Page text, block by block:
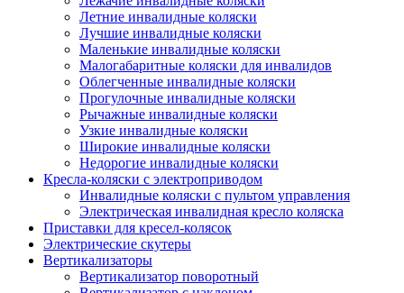
Летние инвалидные коляски
Лучшие инвалидные коляски
Маленькие инвалидные коляски
Малогабаритные коляски для инвалидов
Облегченные инвалидные коляски
Прогулочные инвалидные коляски
Рычажные инвалидные коляски
Узкие инвалидные коляски
Широкие инвалидные коляски
Недорогие инвалидные коляски
Кресла-коляски с электроприводом
Инвалидные коляски с пультом управления
Электрическая инвалидная кресло коляска
Приставки для кресел-колясок
Электрические скутеры
Вертикализаторы
Вертикализатор поворотный